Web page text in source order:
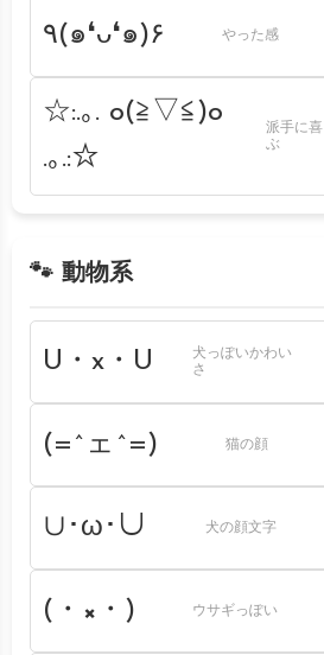
٩(๑❛ᴗ❛๑)۶ やった感
☆:.｡. o(≧▽≦)o
.｡.:☆
派手に喜
ぶ
🐾 動物系
U・x・U
犬っぽいかわい
さ
(=^ェ^=) 猫の顔
∪･ω･∪ 犬の顔文字
(・×・) ウサギっぽい